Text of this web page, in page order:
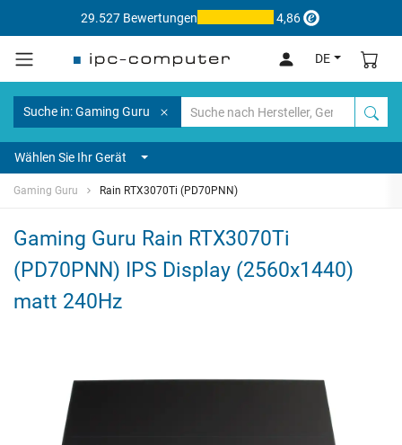
29.527 Bewertungen 4,86
DE
Suche in: Gaming Guru
Wählen Sie Ihr Gerät
Gaming Guru Rain RTX3070Ti (PD70PNN)
Gaming Guru Rain RTX3070Ti
(PD70PNN) IPS Display (2560x1440)
matt 240Hz